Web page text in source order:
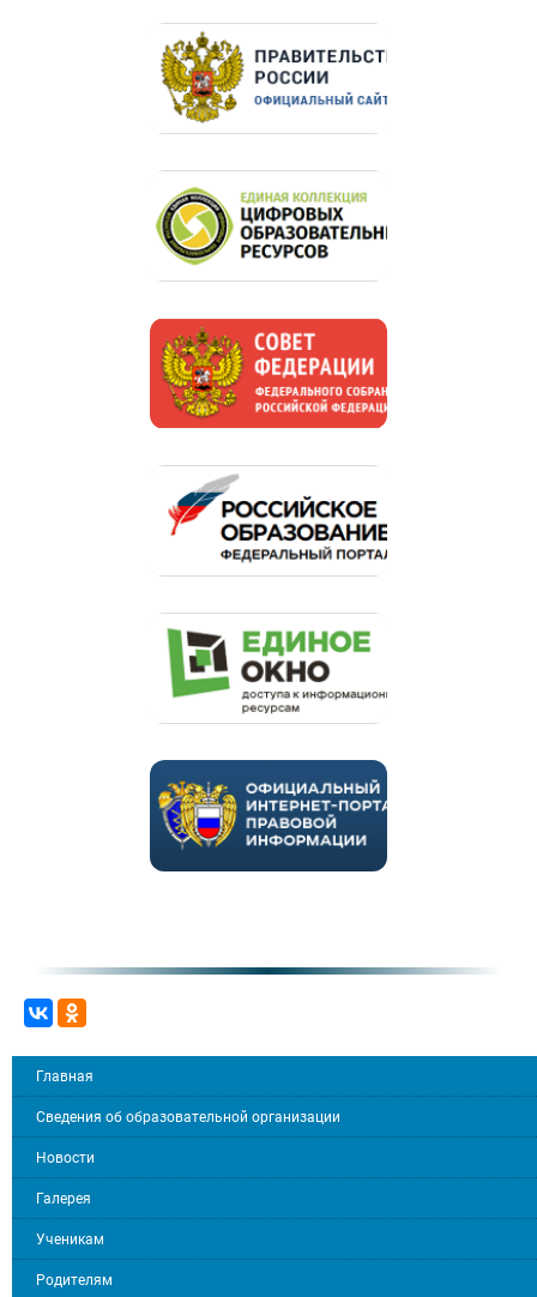
Главная
Сведения об образовательной организации
Новости
Галерея
Ученикам
Родителям